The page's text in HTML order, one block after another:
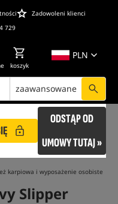
Zadowoleni klienci
729
PLN
koszyk
zaawansowane
ODSTĄP OD
UMOWY TUTAJ »
karpiowa i wyposażenie osobiste
Slipper